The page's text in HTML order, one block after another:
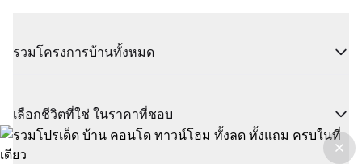
รวมโครงการบ้านทั้งหมด
เลือกชีวิตที่ใช่ ในราคาที่ชอบ